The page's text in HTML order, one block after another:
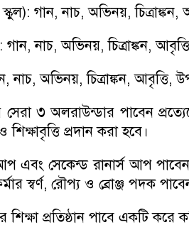
স্কুল): গান, নাচ, অভিনয়,
নাচ, অভিনয়, চিত্রাঙ্কন,
অভিনয়, চিত্রাঙ্কন, আবৃত্তি,
সেরা ৩ অলরাউন্ডার পাবেন
প্রদান করা হবে।
আপ এবং সেকেন্ড রানার্স আপ
স্বর্ণ, রৌপ্য ও ব্রোঞ্জ পদক
শিক্ষা প্রতিষ্ঠান পাবে একটি করে